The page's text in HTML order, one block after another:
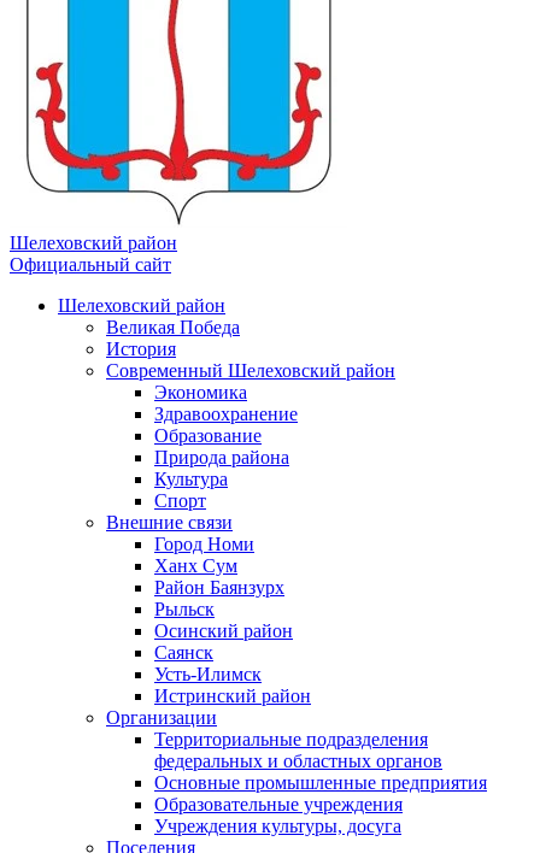
Шелеховский район
Официальный сайт
Шелеховский район
Великая Победа
История
Современный Шелеховский район
Экономика
Здравоохранение
Образование
Природа района
Культура
Спорт
Внешние связи
Город Номи
Ханх Сум
Район Баянзурх
Рыльск
Осинский район
Саянск
Усть-Илимск
Истринский район
Организации
Территориальные подразделения
федеральных и областных органов
Основные промышленные предприятия
Образовательные учреждения
Учреждения культуры, досуга
Поселения